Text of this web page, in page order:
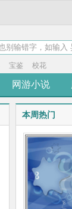
宝鉴 校花
网游小说
本周热门